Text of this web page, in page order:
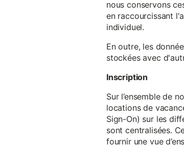
nous conservons
en raccourcissant
individuel.
En outre, les
stockées avec
Inscription
Sur l’ensemble de
locations de
Sign-On) sur les
sont centralisées.
fournir une vue